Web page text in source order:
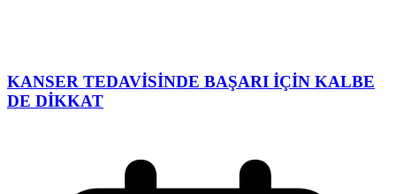
KANSER TEDAVİSİNDE BAŞARI İÇİN KALBE
DE DİKKAT